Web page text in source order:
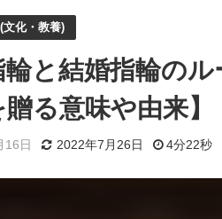
文化・教養)
輪と結婚指輪の
る意味や由来】
16日 2022年7月26日 4分22秒